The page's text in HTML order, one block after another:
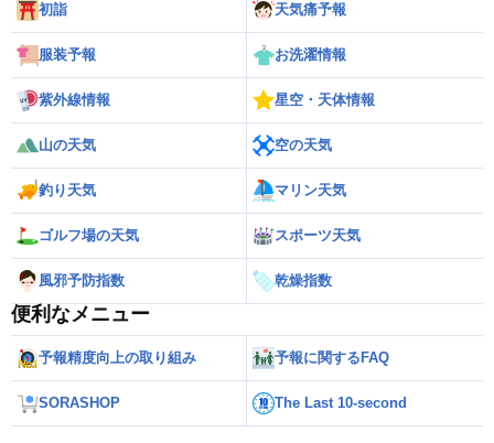
初詣 天気痛予報
服装予報 お洗濯情報
紫外線情報 星空・天体情報
山の天気 空の天気
釣り天気 マリン天気
ゴルフ場の天気 スポーツ天気
風邪予防指数 乾燥指数
便利なメニュー
予報精度向上の取り組み 予報に関するFAQ
SORASHOP The Last 10-second